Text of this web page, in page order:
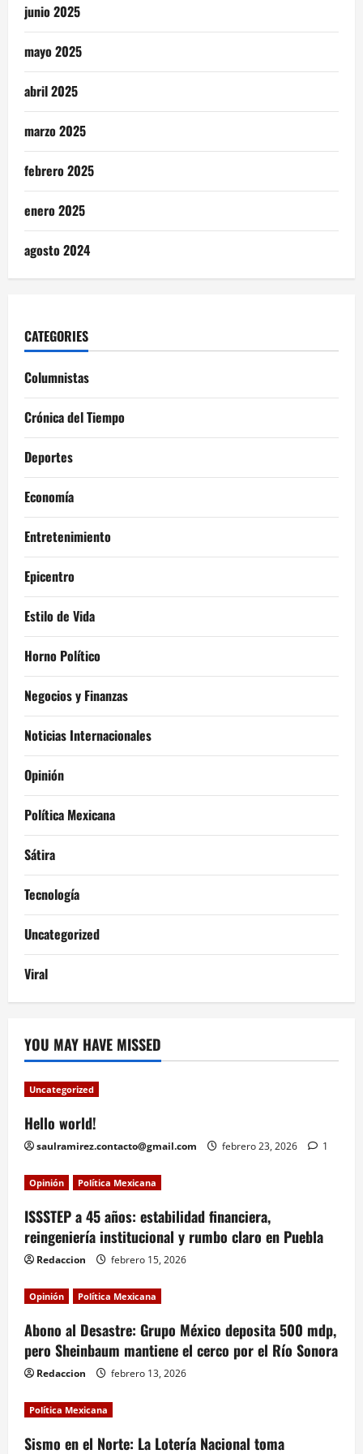
junio 2025
mayo 2025
abril 2025
marzo 2025
febrero 2025
enero 2025
agosto 2024
CATEGORIES
Columnistas
Crónica del Tiempo
Deportes
Economía
Entretenimiento
Epicentro
Estilo de Vida
Horno Político
Negocios y Finanzas
Noticias Internacionales
Opinión
Política Mexicana
Sátira
Tecnología
Uncategorized
Viral
YOU MAY HAVE MISSED
Uncategorized
Hello world!
saulramirez.contacto@gmail.com febrero 23, 2026 1
Opinión Política Mexicana
ISSSTEP a 45 años: estabilidad financiera,
reingeniería institucional y rumbo claro en Puebla
Redaccion febrero 15, 2026
Opinión Política Mexicana
Abono al Desastre: Grupo México deposita 500 mdp,
pero Sheinbaum mantiene el cerco por el Río Sonora
Redaccion febrero 13, 2026
Política Mexicana
Sismo en el Norte: La Lotería Nacional toma